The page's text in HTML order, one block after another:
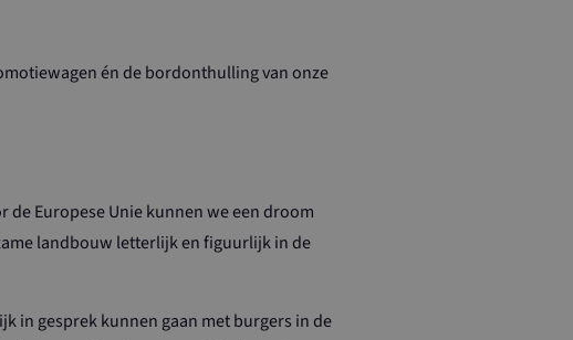
én de bordonthulling van onze
de Europese Unie kunnen we een droom
landbouw letterlijk en figuurlijk in de
in gesprek kunnen gaan met burgers in de